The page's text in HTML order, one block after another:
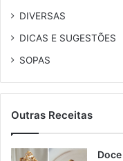
DIVERSAS
DICAS E SUGESTÕES
SOPAS
Outras Receitas